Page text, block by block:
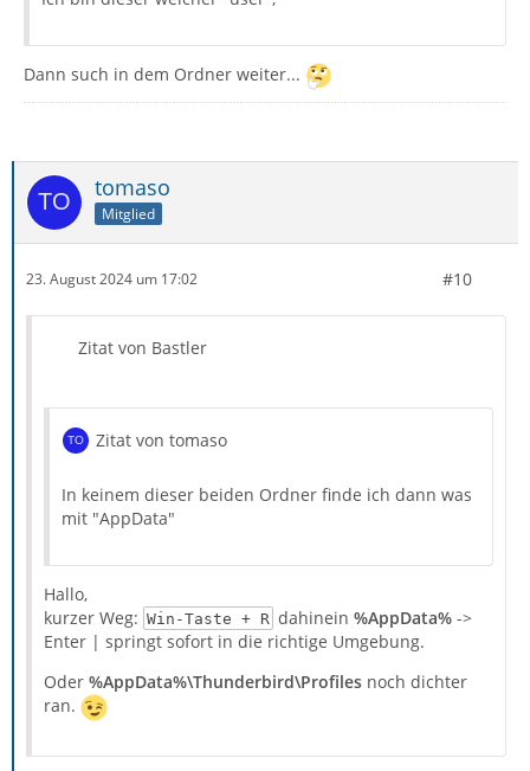
Dann such in dem Ordner weiter...
tomaso
Mitglied
23. August 2024 um 17:02 #10
Zitat von Bastler
Zitat von tomaso
In keinem dieser beiden Ordner finde ich dann was
mit "AppData"
Hallo,
kurzer Weg: Win-Taste + R dahinein %AppData%->
Enter | springt sofort in die richtige Umgebung.
Oder %AppData%\Thunderbird\Profiles noch dichter
ran.